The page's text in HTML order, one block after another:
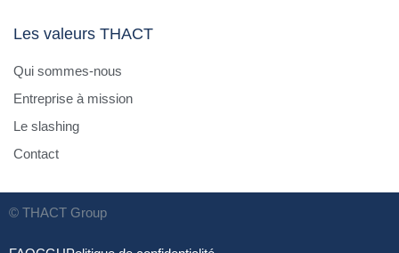
Les valeurs THACT
Qui sommes-nous
Entreprise à mission
Le slashing
Contact
© THACT Group